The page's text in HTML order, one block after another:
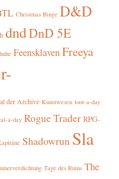
Christmas Binge D&D
dndDnD 5E
FeensklavenFreeya
der Archive Kunstwesen loot-a-day
a-day Rogue Trader RPG-
Shadowrun Sla
Tage des Ruins The